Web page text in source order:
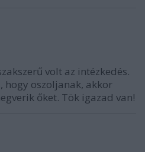
volt az intézkedés.
hogy oszoljanak, akkor
őket. Tök igazad van!